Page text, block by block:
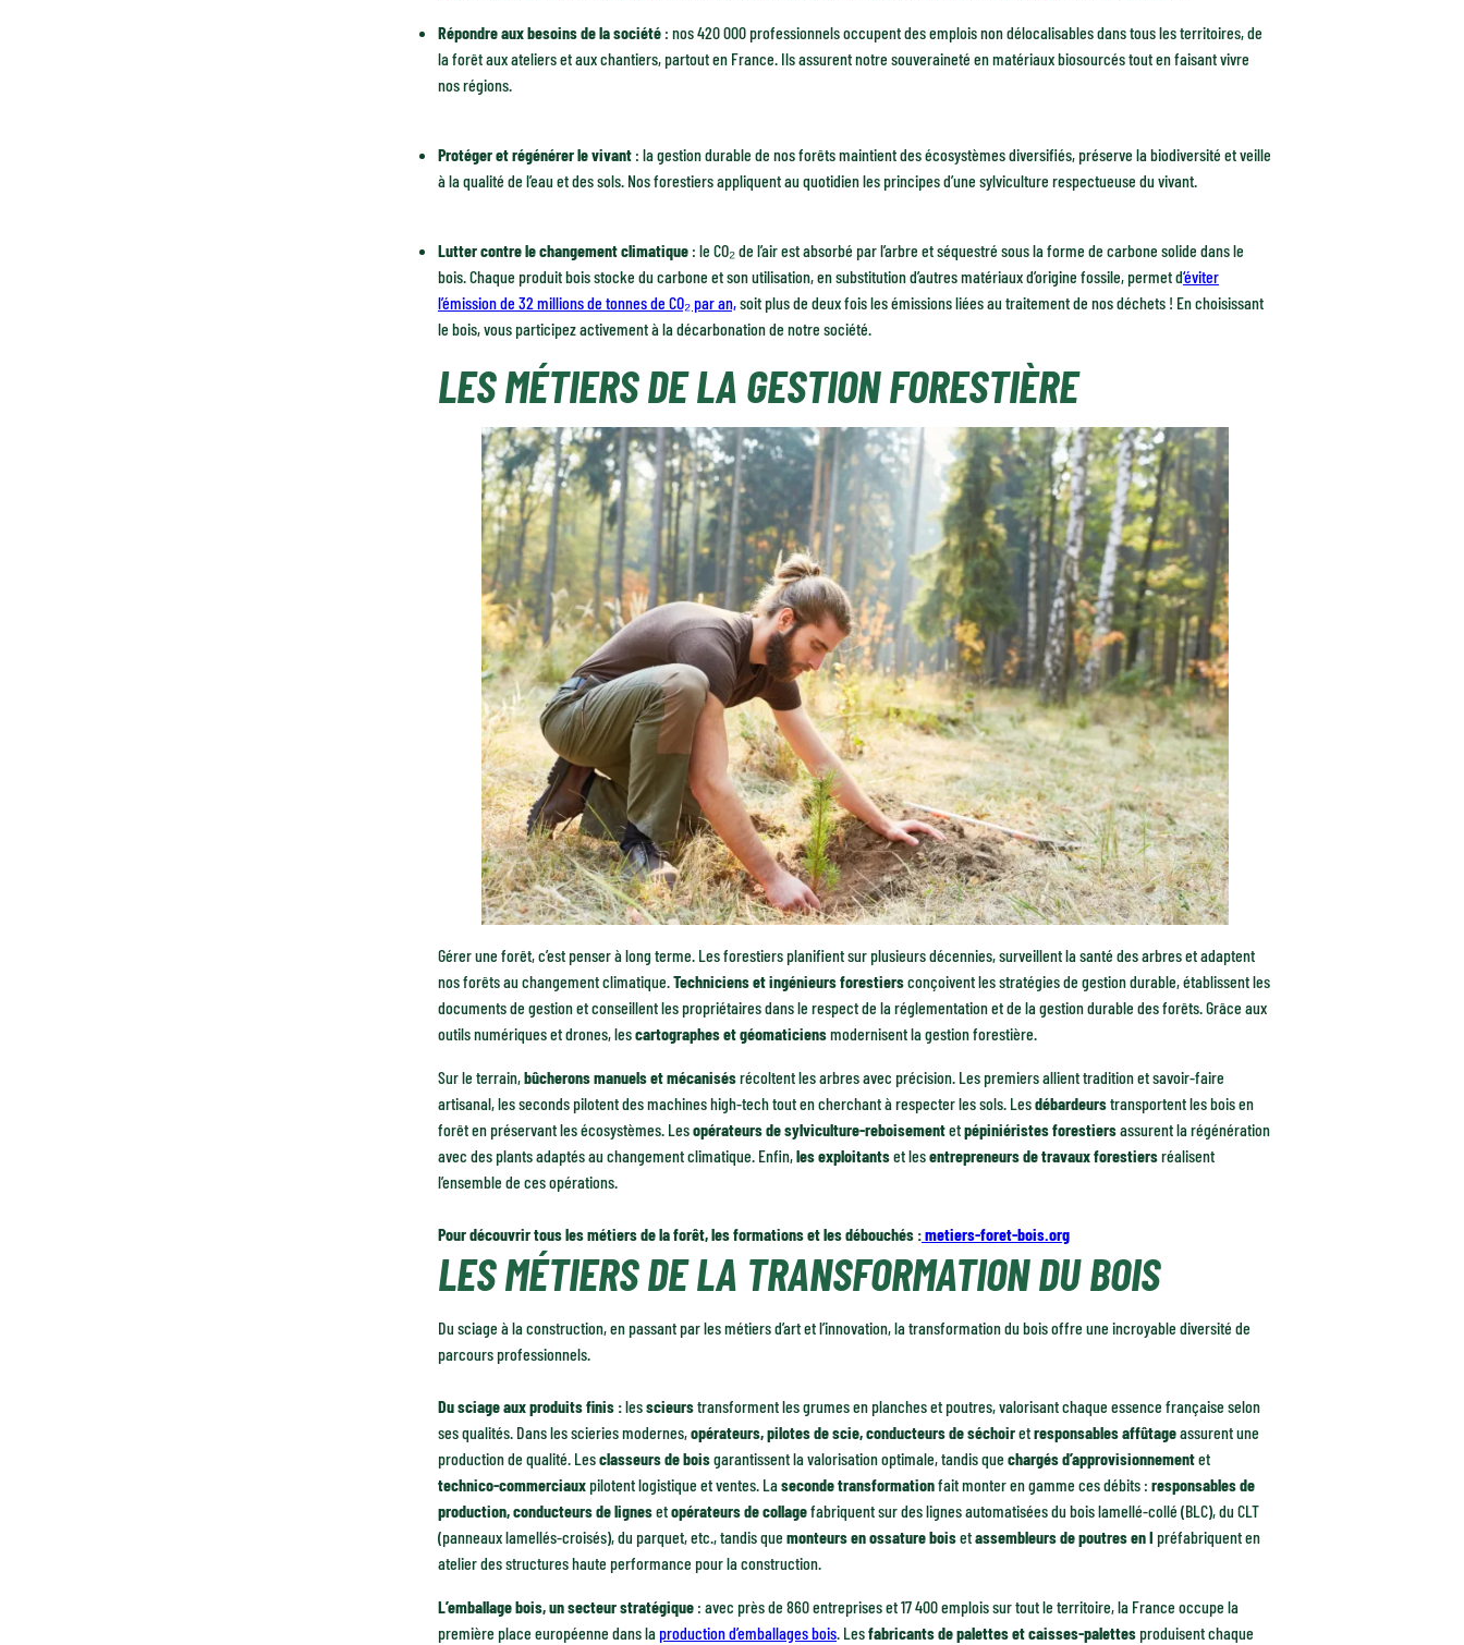
Répondre aux besoins de la société : nos 420 000 professionnels occupent des emplois non délocalisables dans tous les territoires, de
la forêt aux ateliers et aux chantiers, partout en France. Ils assurent notre souveraineté en matériaux biosourcés tout en faisant vivre
nos régions.
Protéger et régénérer le vivant : la gestion durable de nos forêts maintient des écosystèmes diversifiés, préserve la biodiversité et veille
à la qualité de l’eau et des sols. Nos forestiers appliquent au quotidien les principes d’une sylviculture respectueuse du vivant.
Lutter contre le changement climatique : le CO₂ de l’air est absorbé par l’arbre et séquestré sous la forme de carbone solide dans le
bois. Chaque produit bois stocke du carbone et son utilisation, en substitution d’autres matériaux d’origine fossile, permet d‘éviter
l’émission de 32 millions de tonnes de CO₂ par an,soit plus de deux fois les émissions liées au traitement de nos déchets ! En choisissant
le bois, vous participez activement à la décarbonation de notre société.
LES MÉTIERS DE LA GESTION FORESTIÈRE
Gérer une forêt, c’est penser à long terme. Les forestiers planifient sur plusieurs décennies, surveillent la santé des arbres et adaptent
nos forêts au changement climatique.Techniciens et ingénieurs forestiersconçoivent les stratégies de gestion durable, établissent les
documents de gestion et conseillent les propriétaires dans le respect de la réglementation et de la gestion durable des forêts. Grâce aux
outils numériques et drones, lescartographes et géomaticiensmodernisent la gestion forestière.
Sur le terrain,bûcherons manuels et mécanisésrécoltent les arbres avec précision. Les premiers allient tradition et savoir-faire
artisanal, les seconds pilotent des machines high-tech tout en cherchant à respecter les sols. Lesdébardeurstransportent les bois en
forêt en préservant les écosystèmes. Lesopérateurs de sylviculture-reboisementetpépiniéristes forestiersassurent la régénération
avec des plants adaptés au changement climatique. Enfin,les exploitantset lesentrepreneurs de travaux forestiersréalisent
l’ensemble de ces opérations.
Pour découvrir tous les métiers de la forêt, les formations et les débouchés :metiers-foret-bois.org
LES MÉTIERS DE LA TRANSFORMATION DU BOIS
Du sciage à la construction, en passant par les métiers d’art et l’innovation, la transformation du bois offre une incroyable diversité de
parcours professionnels.
Du sciage aux produits finis :lesscieurstransforment les grumes en planches et poutres, valorisant chaque essence française selon
ses qualités. Dans les scieries modernes,opérateurs, pilotes de scie, conducteurs de séchoiretresponsables affûtageassurent une
production de qualité. Lesclasseurs de boisgarantissent la valorisation optimale, tandis que chargés d’approvisionnementet
technico-commerciaux pilotent logistique et ventes. Laseconde transformationfait monter en gamme ces débits : responsables de
production, conducteurs de lignesetopérateurs de collagefabriquent sur des lignes automatisées du bois lamellé-collé (BLC), du CLT
(panneaux lamellés-croisés), du parquet, etc., tandis que monteurs en ossature boisetassembleurs de poutres en I préfabriquent en
atelier des structures haute performance pour la construction.
L’emballage bois, un secteur stratégique : avec près de 860 entreprises et 17 400 emplois sur tout le territoire, la France occupe la
première place européenne dans laproduction d’emballages bois. Lesfabricants de palettes et caisses-palettes produisent chaque